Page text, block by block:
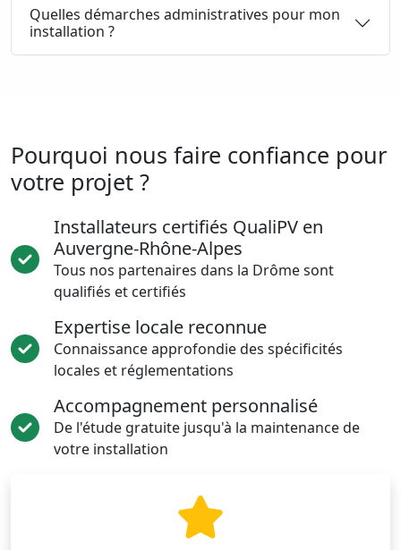
Quelles démarches administratives pour mon
installation ?
Pourquoi nous faire confiance pour
votre projet ?
Installateurs certifiés QualiPV en
Auvergne-Rhône-Alpes
Tous nos partenaires dans la Drôme sont
qualifiés et certifiés
Expertise locale reconnue
Connaissance approfondie des spécificités
locales et réglementations
Accompagnement personnalisé
De l'étude gratuite jusqu'à la maintenance de
votre installation